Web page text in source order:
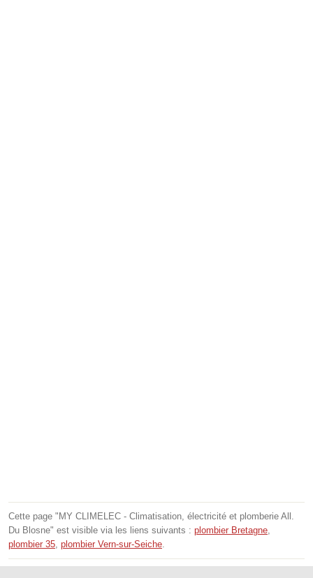
Cette page "MY CLIMELEC - Climatisation, électricité et plomberie All.
Du Blosne" est visible via les liens suivants : plombier Bretagne,
plombier 35, plombier Vern-sur-Seiche.